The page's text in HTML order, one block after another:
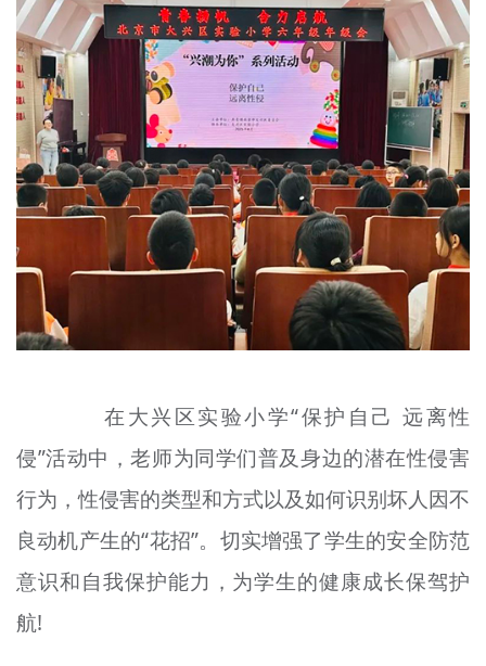
在大兴区实验小学“保护自己 远离性
侵”活动中，老师为同学们普及身边的潜在性侵害
行为，性侵害的类型和方式以及如何识别坏人因不
良动机产生的“花招”。切实增强了学生的安全防范
意识和自我保护能力，为学生的健康成长保驾护
航!